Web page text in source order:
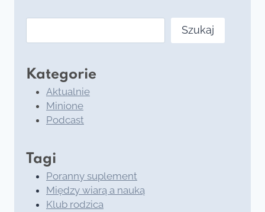
Szukaj
Kategorie
Aktualnie
Minione
Podcast
Tagi
Poranny suplement
Między wiarą a nauką
Klub rodzica